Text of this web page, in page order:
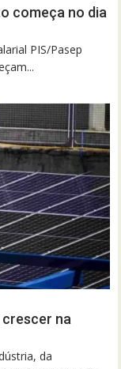
começa no dia
PIS/Pasep
na
da